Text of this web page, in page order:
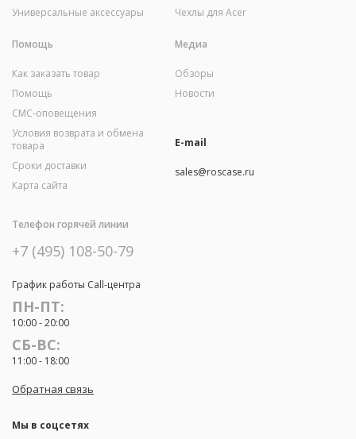
Универсальные аксессуары
Чехлы для Acer
Помощь
Как заказать товар
Помощь
СМС-оповещения
Условия возврата и обмена
товара
Сроки доставки
Карта сайта
Медиа
Обзоры
Новости
E-mail
sales@roscase.ru
Телефон горячей линии
+7 (495) 108-50-79
График работы Call-центра
ПН-ПТ:
10:00 - 20:00
СБ-ВС:
11:00 - 18:00
Обратная связь
Мы в соцсетях